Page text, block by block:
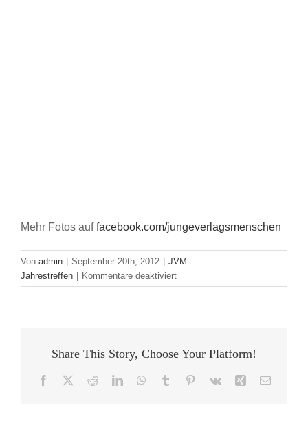
Mehr Fotos auffacebook.com/jungeverlagsmenschen
Von admin September 20th, 2012
JVM
Jahrestreffen
Kommentare deaktiviertfür
„Ich
Pferd.
Automobil
Share This Story, Choose Your Platform!
Facebook RedditLinkedInWhatsApp
Tumblr Pinterest
Vk Xing E-